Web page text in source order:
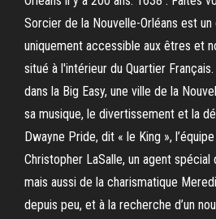
Sorcier de la Nouvelle-Orléans est
uniquement accessible aux êtres et
situé à l'intérieur du Quartier
dans la Big Easy, une ville de la
sa musique, le divertissement et la
Dwayne Pride, dit « le King »,
Christopher LaSalle, un agent spécial
mais aussi de la charismatique
depuis peu, et à la recherche d’un